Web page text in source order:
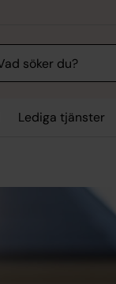
Lediga tjänster